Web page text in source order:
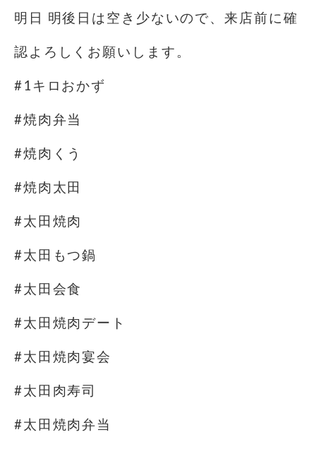
明日 明後日は空き少ないので、来店前に確
認よろしくお願いします。
#1キロおかず
#焼肉弁当
#焼肉くう
#焼肉太田
#太田焼肉
#太田もつ鍋
#太田会食
#太田焼肉デート
#太田焼肉宴会
#太田肉寿司
#太田焼肉弁当